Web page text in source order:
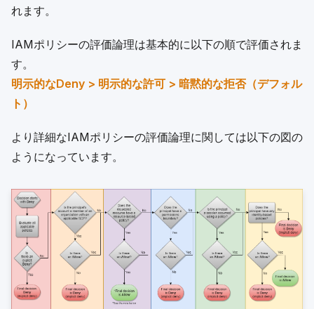
れます。
IAMポリシーの評価論理は基本的に以下の順で評価されま
す。
明示的なDeny > 明示的な許可 > 暗黙的な拒否（デフォル
ト）
より詳細なIAMポリシーの評価論理に関しては以下の図の
ようになっています。